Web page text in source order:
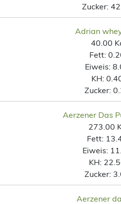
Zucker:
Adrian
40.00
Fett:
Eiweis:
KH:
Zucker:
Aerzener Das
273.00
Fett:
Eiweis:
KH:
Zucker:
Aerzener